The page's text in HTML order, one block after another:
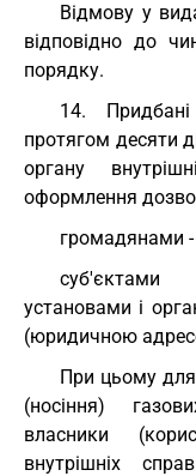
Відмову у
відповідно до
порядку.
14. Придбані
протягом десяти
органу
оформлення
громадянами
суб'єктами
установами і
(юридичною
При цьому для
(носіння)
власники
внутрішніх